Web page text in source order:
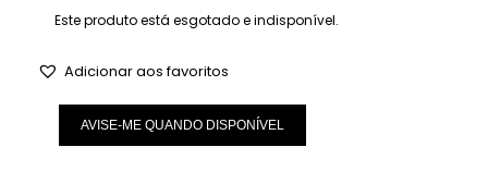
Este produto está esgotado e indisponível.
Adicionar aos favoritos
AVISE-ME QUANDO DISPONÍVEL